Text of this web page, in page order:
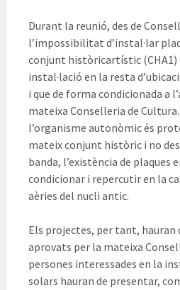
Durant la reunió, des de
l’impossibilitat d’instal·lar
conjunt històricartístic
instal·lació en la resta
i que de forma condicionada a
mateixa Conselleria de
l’organisme autonòmic és
mateix conjunt històric i no
banda, l’existència de plaques
condicionar i repercutir en la
aèries del nucli antic.
Els projectes, per tant, hauran
aprovats per la mateixa
persones interessades en la
solars hauran de presentar,